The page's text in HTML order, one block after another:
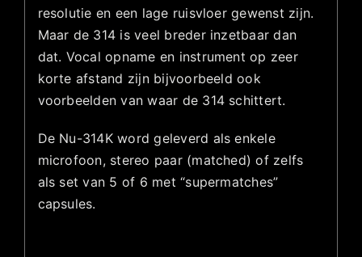
resolutie en een lage ruisvloer gewenst zijn.
Maar de 314 is veel breder inzetbaar dan
dat. Vocal opname en instrument op zeer
korte afstand zijn bijvoorbeeld ook
voorbeelden van waar de 314 schittert.
De Nu-314K word geleverd als enkele
microfoon, stereo paar (matched) of zelfs
als set van 5 of 6 met “supermatches”
capsules.